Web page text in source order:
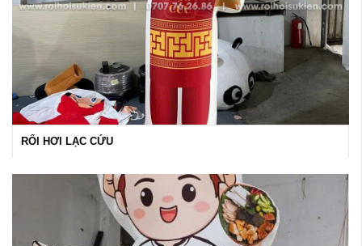
RỐI HƠI LẠC CỨU